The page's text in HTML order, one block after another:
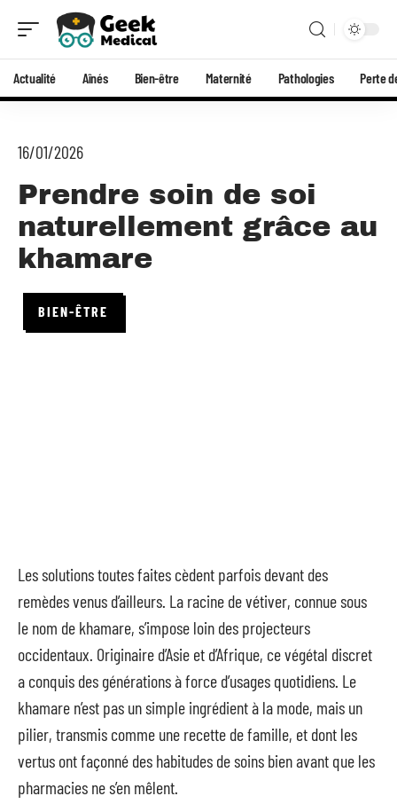
Actualité Aînés Bien-être Maternité Pathologies Perte
16/01/2026
Prendre soin de soi
naturellement grâce au
khamare
BIEN-ÊTRE
Les solutions toutes faites cèdent parfois devant des
remèdes venus d’ailleurs. La racine de vétiver, connue sous
le nom de khamare, s’impose loin des projecteurs
occidentaux. Originaire d’Asie et d’Afrique, ce végétal discret
a conquis des générations à force d’usages quotidiens. Le
khamare n’est pas un simple ingrédient à la mode, mais un
pilier, transmis comme une recette de famille, et dont les
vertus ont façonné des habitudes de soins bien avant que les
pharmacies ne s’en mêlent.